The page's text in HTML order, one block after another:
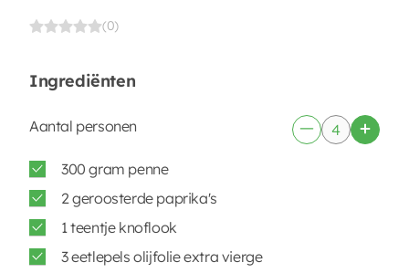
(0)
Ingrediënten
Aantal personen
300 gram penne
2 geroosterde paprika's
1 teentje knoflook
3 eetlepels olijfolie extra vierge